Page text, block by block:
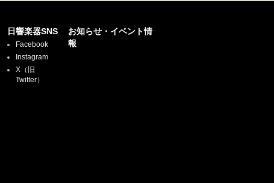
日響楽器SNS
Facebook
Instagram
X（旧
Twitter）
お知らせ・イベント情
報